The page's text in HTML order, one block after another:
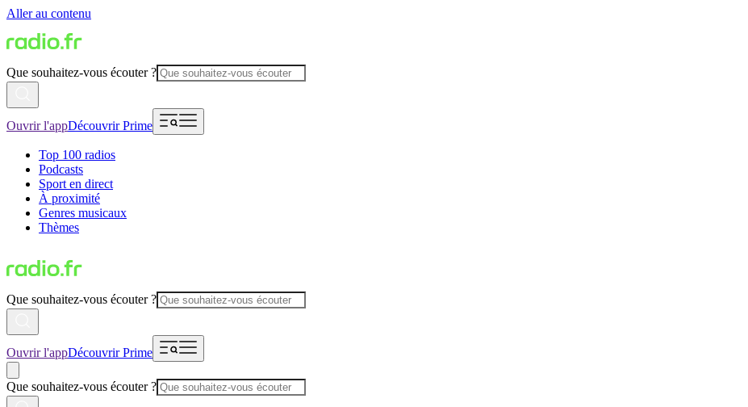
Aller au contenu
Que souhaitez-vous écouter ?
Ouvrir l'appDécouvrir Prime
Top 100 radios
Podcasts
Sport en direct
À proximité
Genres musicaux
Thèmes
Que souhaitez-vous écouter ?
Ouvrir l'appDécouvrir Prime
Que souhaitez-vous écouter ?